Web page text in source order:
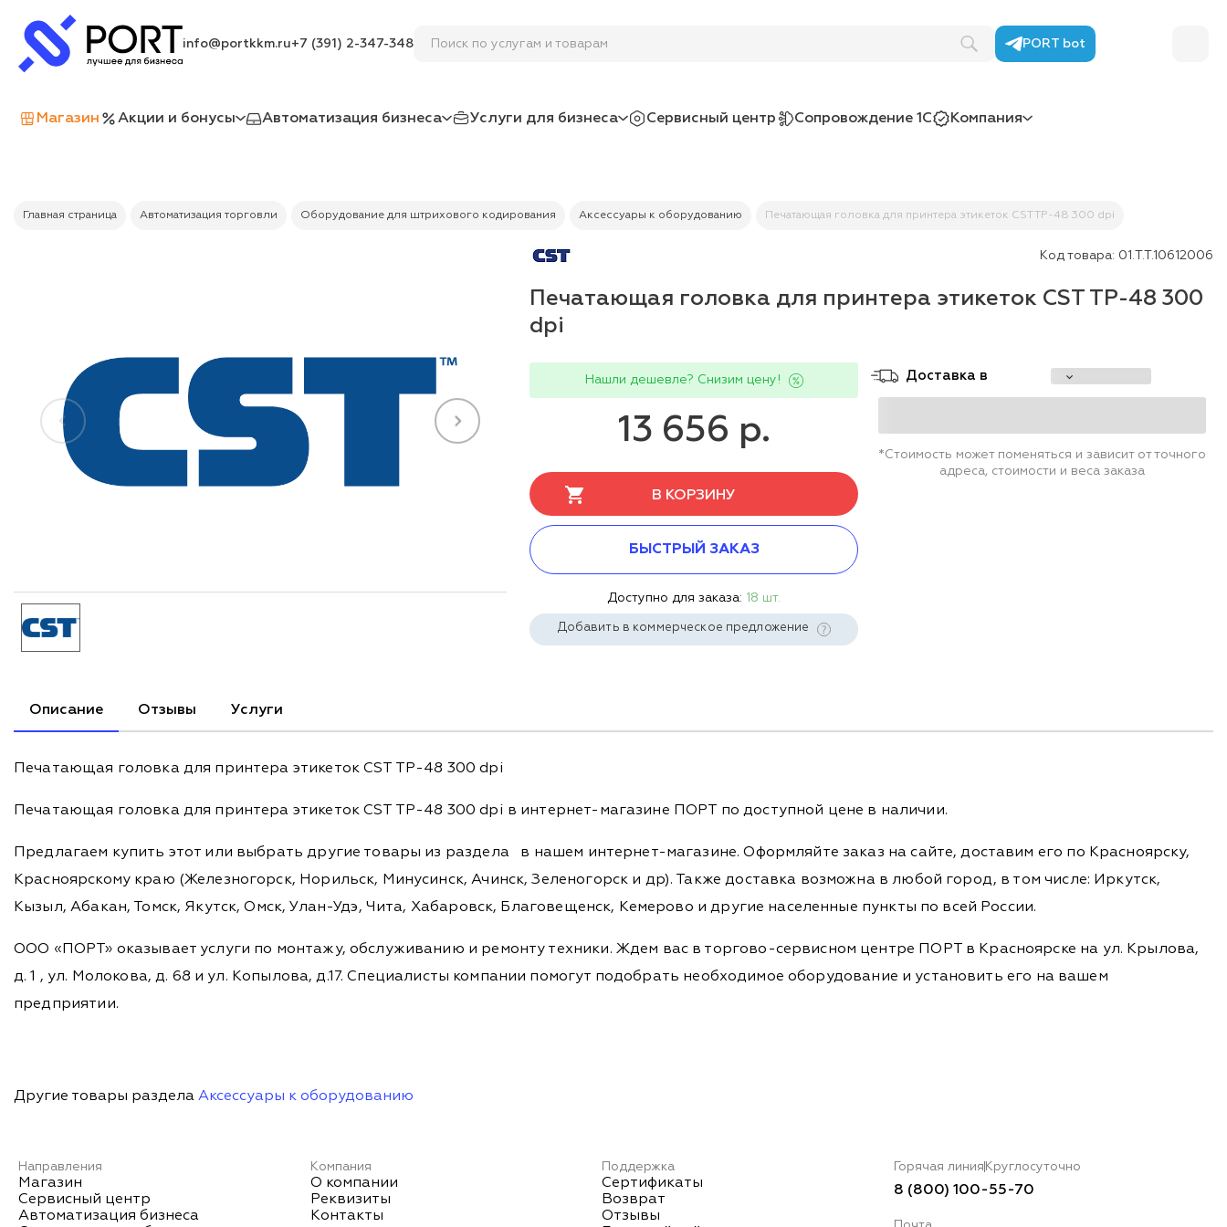
info@portkkm.ru+7 (391) 2-347-348 Поиск по услугам и товарам PORT bot
Магазин Акции и бонусы Автоматизация бизнеса Услуги для бизнеса Сервисный центр Сопровождение 1С Компания
Главная страница Автоматизация торговли Оборудование для штрихового кодирования Аксессуары к оборудованию Печатающая головка для принтера этикеток CST TP-48 300 dpi
Код товара: 01.T.T.10612006
Печатающая головка для принтера этикеток CST TP-48 300
dpi
Нашли дешевле? Снизим цену!
13 656 р.
В КОРЗИНУ
БЫСТРЫЙ ЗАКАЗ
Доступно для заказа: 18 шт.
Добавить в коммерческое предложение
Доставка в
*Стоимость может поменяться и зависит от точного
адреса, стоимости и веса заказа
Описание Отзывы Услуги
Печатающая головка для принтера этикеток CST TP-48 300 dpi
Печатающая головка для принтера этикеток CST TP-48 300 dpi в интернет-магазине ПОРТ по доступной цене в наличии.
Предлагаем купить этот или выбрать другие товары из раздела
в нашем интернет-магазине. Оформляйте заказ на сайте, доставим его по Красноярску,
Красноярскому краю (Железногорск, Норильск, Минусинск, Ачинск, Зеленогорск и др). Также доставка возможна в любой город, в том числе: Иркутск,
Кызыл, Абакан, Томск, Якутск, Омск, Улан-Удэ, Чита, Хабаровск, Благовещенск, Кемерово и другие населенные пункты по всей России.
ООО «ПОРТ» оказывает услуги по монтажу, обслуживанию и ремонту техники. Ждем вас в торгово-сервисном центре ПОРТ в Красноярске на ул. Крылова,
д. 1 , ул. Молокова, д. 68 и ул. Копылова, д.17. Специалисты компании помогут подобрать необходимое оборудование и установить его на вашем
предприятии.
Другие товары раздела Аксессуары к оборудованию
Направления
Магазин
Сервисный центр
Автоматизация бизнеса
Компания
О компании
Реквизиты
Контакты
Поддержка
Сертификаты
Возврат
Отзывы
Горячая линия Круглосуточно
8 (800) 100-55-70